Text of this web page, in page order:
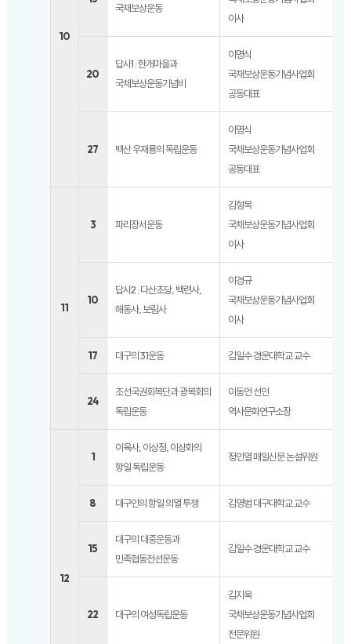
10
국채보상운동
이사
20
답사1 : 한개마을과
국채보상운동기념비
이명식
국채보상운동기념사업회
공동대표
27 백산 우재룡의 독립운동
이명식
국채보상운동기념사업회
공동대표
11
3 파리장서운동
김형목
국채보상운동기념사업회
이사
10
답사2 : 다산초당, 백련사,
해동사, 보림사
이경규
국채보상운동기념사업회
이사
17 대구의 3.1운동 김일수 경운대학교 교수
24
조선국권회복단과 광복회의
독립운동
이동언 선인
역사문화연구소장
12
1
이육사, 이상정, 이상화의
항일 독립운동
정인열 매일신문 논설위원
8 대구인의 항일 의열 투쟁 김영범 대구대학교 교수
15
대구의 대중운동과
민족협동전선운동
김일수 경운대학교 교수
22 대구의 여성독립운동
김지욱
국채보상운동기념사업회
전문위원